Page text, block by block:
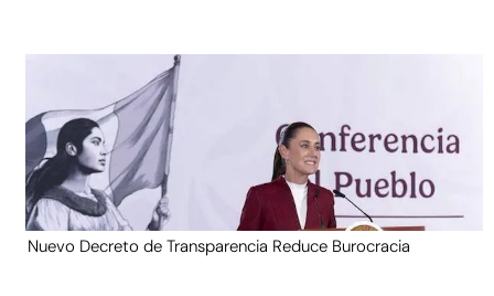
Nuevo Decreto de Transparencia Reduce Burocracia